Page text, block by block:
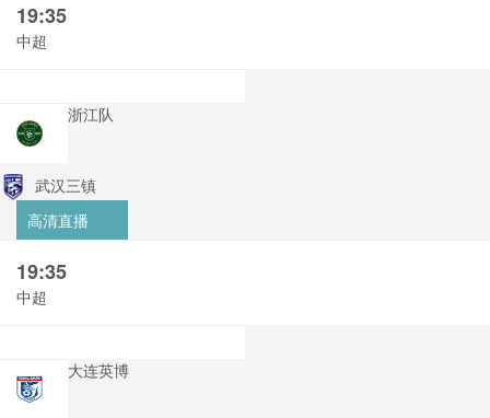
19:35
中超
浙江队
武汉三镇
高清直播
19:35
中超
大连英博